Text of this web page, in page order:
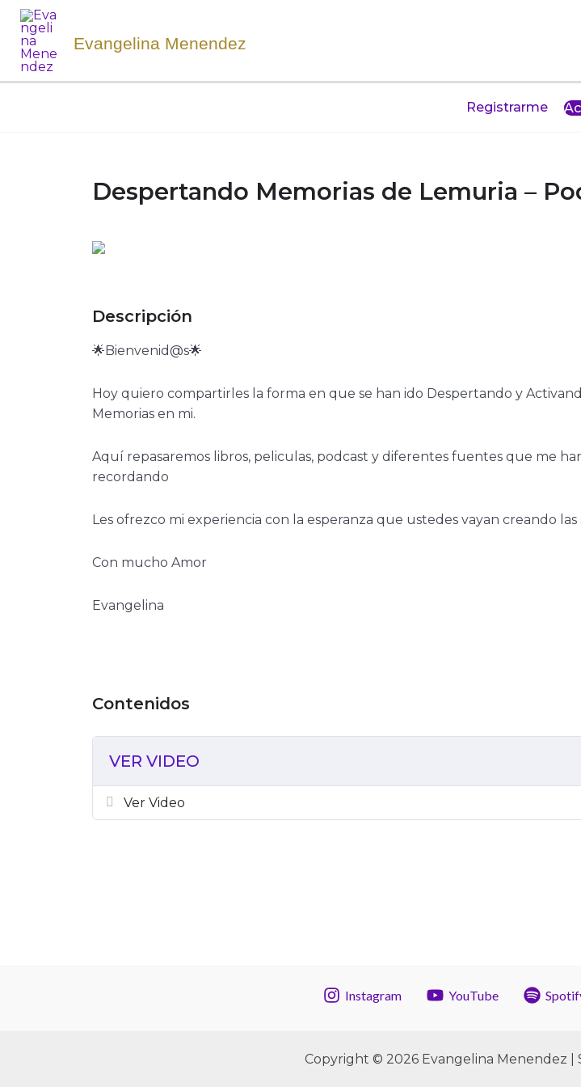
contenido
Evangelina Menendez
Registrarme
Despertando Memorias de Lemuria –
Descripción
🌟Bienvenid@s🌟
Hoy quiero compartirles la forma en que se han ido Despertando y
Memorias en mi.
Aquí repasaremos libros, peliculas, podcast y diferentes fuentes que me
recordando
Les ofrezco mi experiencia con la esperanza que ustedes vayan creando las
Con mucho Amor
Evangelina
VER VIDEO
Ver Video
Instagram YouTube
Copyright © 2026 Evangelina Menendez |